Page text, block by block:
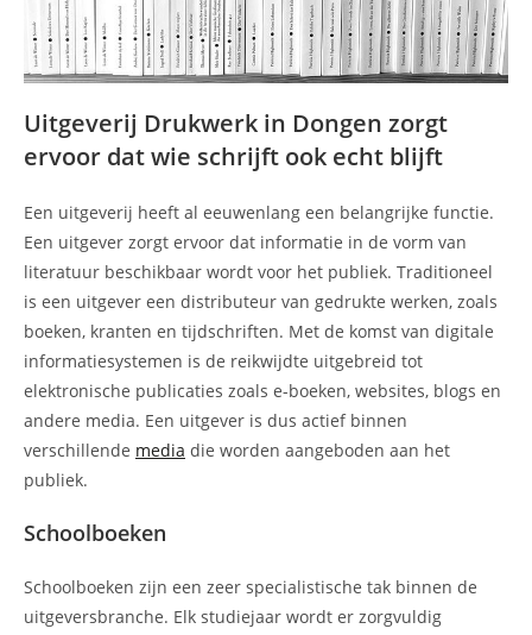
Uitgeverij Drukwerk in Dongen zorgt
ervoor dat wie schrijft ook echt blijft
Een uitgeverij heeft al eeuwenlang een belangrijke functie.
Een uitgever zorgt ervoor dat informatie in de vorm van
literatuur beschikbaar wordt voor het publiek. Traditioneel
is een uitgever een distributeur van gedrukte werken, zoals
boeken, kranten en tijdschriften. Met de komst van digitale
informatiesystemen is de reikwijdte uitgebreid tot
elektronische publicaties zoals e-boeken, websites, blogs en
andere media. Een uitgever is dus actief binnen
verschillende media die worden aangeboden aan het
publiek.
Schoolboeken
Schoolboeken zijn een zeer specialistische tak binnen de
uitgeversbranche. Elk studiejaar wordt er zorgvuldig